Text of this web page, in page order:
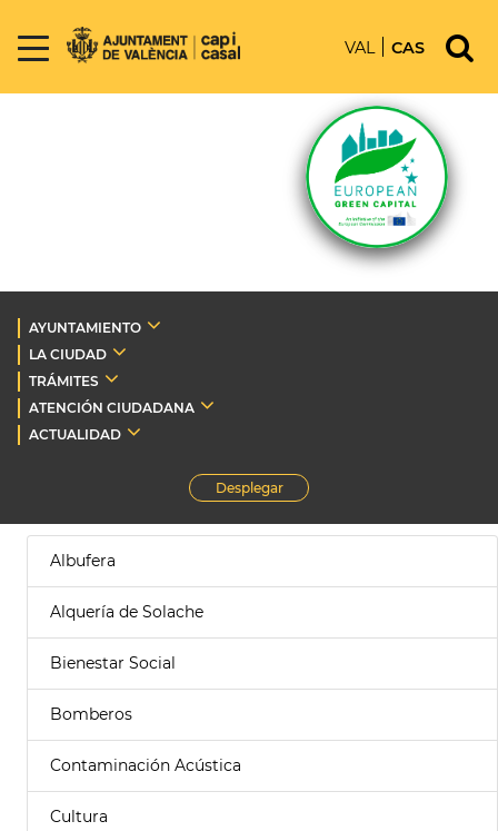
VAL CAS
AYUNTAMIENTO
LA CIUDAD
TRÁMITES
ATENCIÓN CIUDADANA
ACTUALIDAD
Desplegar
Albufera
Alquería de Solache
Bienestar Social
Bomberos
Contaminación Acústica
Cultura